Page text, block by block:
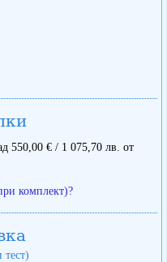
550,00 € / 1 075,70 лв. от
комплект)?
тест)